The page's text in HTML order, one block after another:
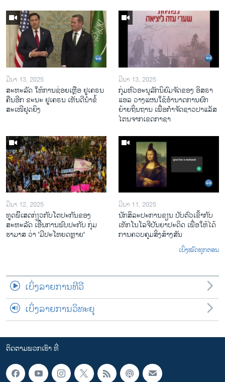
ມີນາ 13, 2025
ສະຫະລັດ ໃຫ້ການຊ່ອຍເຫຼືອ ຢູເຄຣນ
ຄືນອີກ ຂະນະ ຢູເຄຣນ ເຫັນດີນຳຂໍ້
ສະເໜີຢຸດຍິງ
ມີນາ 13, 2025
ກຸ່ມຫົວອະນຸລັກນິຍົມຈັດຂອງ ອິສຣາ
ແອລ ວາງແຜນໃຊ້ອຳນາດການຍົກ
ຍ້າຍຖິ່ນຖານ ເພື່ອກຳຈັດຊາວປາແລັສ
ໄຕນຈາກເຂດກາຊາ
ມີນາ 12, 2025
ທູດພິິເສດກ່ຽວກັບໂຕປະກັນຂອງ
ສະຫະລັດ ເອີ້ນການພົບປະກັບ ກຸ່ມ
ຮາມາສ ວ່າ 'ມີປະໂຫຍດຫຼາຍ'
ມີນາ 11, 2025
ນັກ​ສິ​ລະ​ປະ​ການ​ຂຽນ ປັບ​ຕົວ​ເຂົ້າ​ກັບ​
ເທັກ​ໂນ​ໂລ​ຈີ​ປັນ​ຍາ​ປະ​ດິດ ເພື່ອ​ໃຫ້​ໄດ້​
ກ​ານ​ຄວບ​ຄຸມ​ສິ່ງ​ສ້າງ​ສັນ
ເບິ່ງໝົດທຸກຕອນ
ເບິ່ງລາຍການທີວີ
ເບິ່ງລາຍການວິທະຍຸ
ຕິດຕາມພວກເຮົາ ທີ່